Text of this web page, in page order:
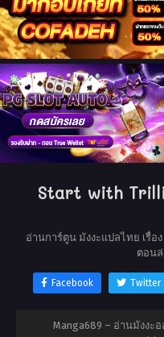
Start with
อ่านการ์ตูน มังงะแปลไทย เรื่อง
ตอน
Facebook Twitter
Manga689 – อ่านมังงะ